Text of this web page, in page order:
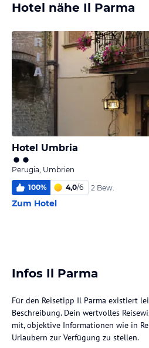
Hotel nähe Il Parma
Hotel Umbria
Perugia, Umbrien
100% 4,0/6 2 Bew.
Zum Hotel
Infos Il Parma
Für den Reisetipp Il Parma existiert
Beschreibung. Dein wertvolles
mit, objektive Informationen wie in
Urlaubern zur Verfügung zu stellen.